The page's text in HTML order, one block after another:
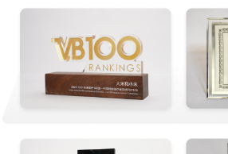
西安未央中心
西安市未央区凤城5路海荣豪佳15幢4
徐州中心
江苏省徐州市云龙区明正路18 号徐